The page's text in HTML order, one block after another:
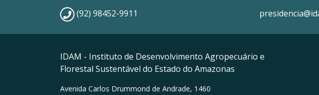
(92) 98452-9911
IDAM - Instituto de Desenvolvimento Agropecuário e
Florestal Sustentável do Estado do Amazonas
Avenida Carlos Drummond de Andrade, 1460